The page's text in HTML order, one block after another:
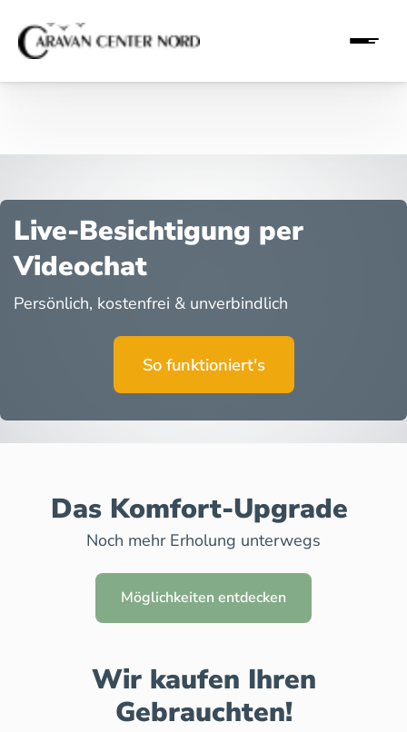
Live-Besichtigung per
Videochat
Persönlich, kostenfrei & unverbindlich
So funktioniert's
Das Komfort-Upgrade
Noch mehr Erholung unterwegs
Möglichkeiten entdecken
Wir kaufen Ihren
Gebrauchten!